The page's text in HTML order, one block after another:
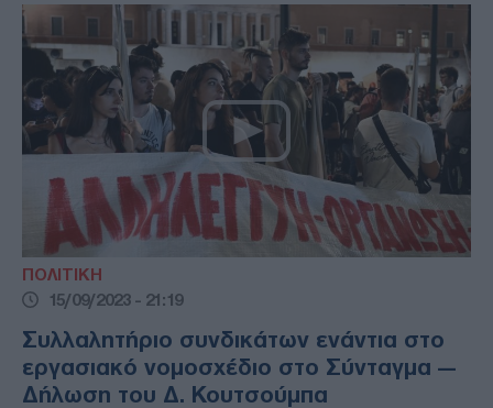
ΠΟΛΙΤΙΚΗ
15/09/2023 - 21:19
Συλλαλητήριο συνδικάτων ενάντια στο
εργασιακό νομοσχέδιο στο Σύνταγμα —
Δήλωση του Δ. Κουτσούμπα